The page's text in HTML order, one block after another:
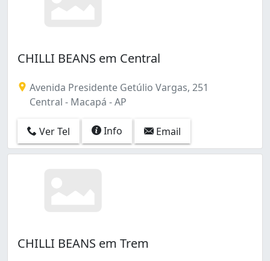
CHILLI BEANS em Central
Avenida Presidente Getúlio Vargas, 251
Central - Macapá - AP
Ver Tel Info Email
CHILLI BEANS em Trem